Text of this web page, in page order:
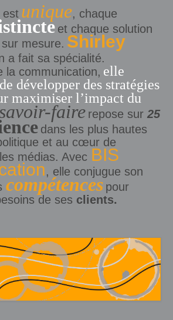
est unique, chaque
et chaque solution
mesure. Shirley
a fait sa spécialité.
la communication, elle
développer des stratégies
maximiser l’impact du
faire repose sur 25
dans les plus hautes
et au cœur de
médias. Avec BIS
, elle conjugue son
compétences pour
de ses clients.